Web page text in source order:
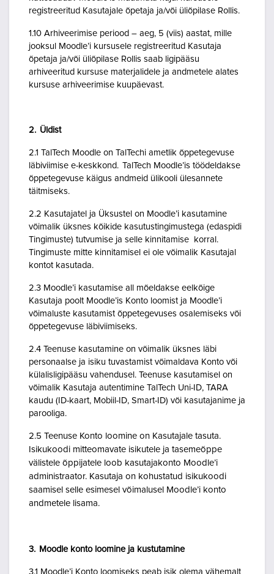
registreeritud Kasutajale õpetaja ja/või üliõpilase Rollis.
1.10 Arhiveerimise periood – aeg, 5 (viis) aastat, mille
jooksul Moodle’i kursusele registreeritud Kasutaja
õpetaja ja/või üliõpilase Rollis saab ligipääsu
arhiveeritud kursuse materjalidele ja andmetele alates
kursuse arhiveerimise kuupäevast.
2. Üldist
2.1 TalTech Moodle on TalTechi ametlik õppetegevuse
läbiviimise e-keskkond. TalTech Moodle’is töödeldakse
õppetegevuse käigus andmeid ülikooli ülesannete
täitmiseks.
2.2 Kasutajatel ja Üksustel on Moodle’i kasutamine
võimalik üksnes kõikide kasutustingimustega (edaspidi
Tingimuste) tutvumise ja selle kinnitamise korral.
Tingimuste mitte kinnitamisel ei ole võimalik Kasutajal
kontot kasutada.
2.3 Moodle’i kasutamise all mõeldakse eelkõige
Kasutaja poolt Moodle’is Konto loomist ja Moodle’i
võimaluste kasutamist õppetegevuses osalemiseks või
õppetegevuse läbiviimiseks.
2.4 Teenuse kasutamine on võimalik üksnes läbi
personaalse ja isiku tuvastamist võimaldava Konto või
külalisligipääsu vahendusel. Teenuse kasutamisel on
võimalik Kasutaja autentimine TalTech Uni-ID, TARA
kaudu (ID-kaart, Mobiil-ID, Smart-ID) või kasutajanime ja
parooliga.
2.5 Teenuse Konto loomine on Kasutajale tasuta.
Isikukoodi mitteomavate isikutele ja tasemeõppe
välistele õppijatele loob kasutajakonto Moodle’i
administraator. Kasutaja on kohustatud isikukoodi
saamisel selle esimesel võimalusel Moodle’i konto
andmetele lisama.
3. Moodle konto loomine ja kustutamine
3.1 Moodle’i Konto loomiseks peab isik olema vähemalt